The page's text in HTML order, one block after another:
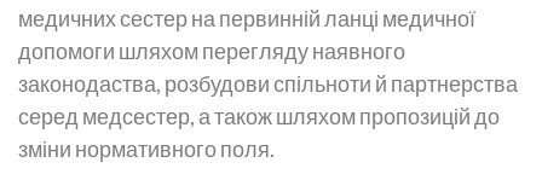
медичних сестер на первинній ланці медичної
допомоги шляхом перегляду наявного
законодаства, розбудови спільноти й партнерства
серед медсестер, а також шляхом пропозицій до
зміни нормативного поля.